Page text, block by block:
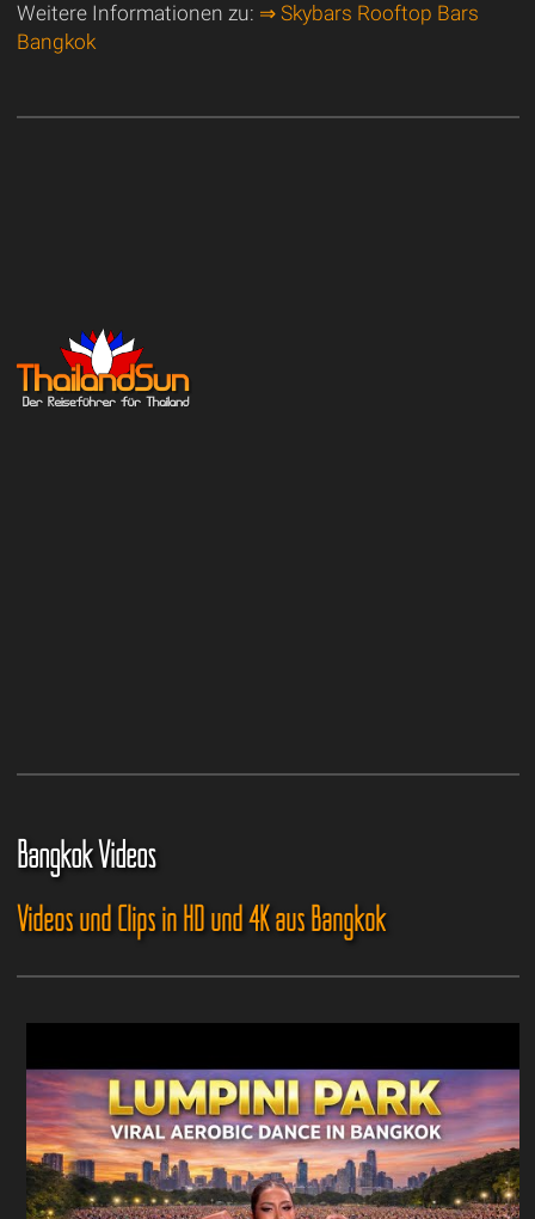
Weitere Informationen zu: ⇒ Skybars Rooftop Bars
Bangkok
Bangkok Videos
Videos und Clips in HD und 4K aus Bangkok